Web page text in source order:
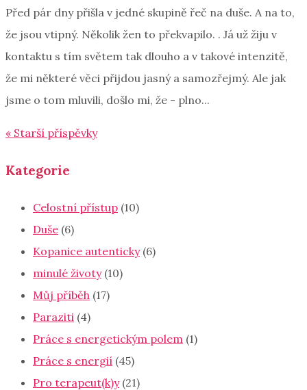
Před pár dny přišla v jedné skupině řeč na duše. A na to,
že jsou vtipný. Několik žen to překvapilo. . Já už žiju v
kontaktu s tím světem tak dlouho a v takové intenzitě,
že mi některé věci přijdou jasný a samozřejmý. Ale jak
jsme o tom mluvili, došlo mi, že - plno...
« Starší příspěvky
Kategorie
Celostní přístup (10)
Duše (6)
Kopanice autenticky(6)
minulé životy(10)
Můj příběh (17)
Paraziti (4)
Práce s energetickým polem (1)
Práce s energií (45)
Pro terapeut(k)y(21)